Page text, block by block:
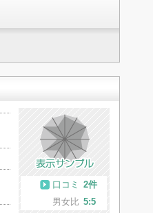
口コミ
2件
男女比 5:5